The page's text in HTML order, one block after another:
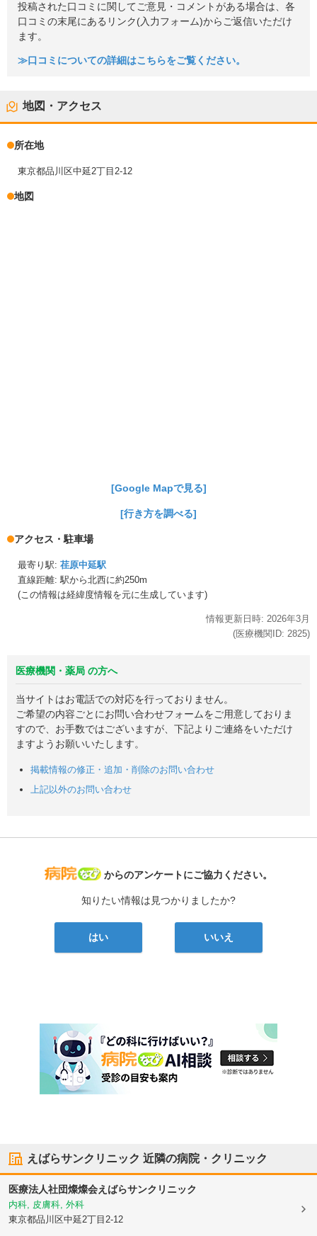
投稿された口コミに関してご意見・コメントがある場合は、各
口コミの末尾にあるリンク(入力フォーム)からご返信いただけ
ます。
≫口コミについての詳細はこちらをご覧ください。
地図・アクセス
所在地
東京都品川区中延2丁目2-12
地図
[Google Mapで見る]
[行き方を調べる]
アクセス・駐車場
最寄り駅: 荏原中延駅
直線距離: 駅から北西に約250m
(この情報は経緯度情報を元に生成しています)
情報更新日時: 2026年3月
(医療機関ID: 2825)
医療機関・薬局 の方へ
当サイトはお電話での対応を行っておりません。
ご希望の内容ごとにお問い合わせフォームをご用意しておりま
すので、お手数ではございますが、下記よりご連絡をいただけ
ますようお願いいたします。
掲載情報の修正・追加・削除のお問い合わせ
上記以外のお問い合わせ
病院なび
からのアンケートにご協力ください。
知りたい情報は見つかりましたか?
はい いいえ
えばらサンクリニック 近隣の病院・クリニック
医療法人社団燦燦会えばらサンクリニック
内科, 皮膚科, 外科
東京都品川区中延2丁目2-12